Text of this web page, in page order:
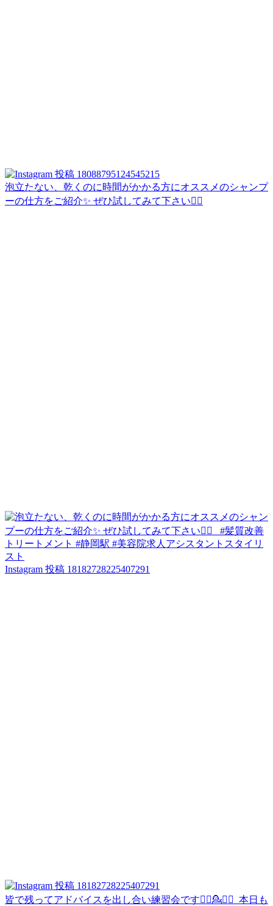
泡立たない、乾くのに時間がかかる方にオススメのシャンプ
ーの仕方をご紹介✨ ぜひ試してみて下さい🙇‍♀
Instagram 投稿 18182728225407291
皆で残ってアドバイスを出し合い練習会です💁‍♀️💁💁‍♂️ ⁡ 本日も